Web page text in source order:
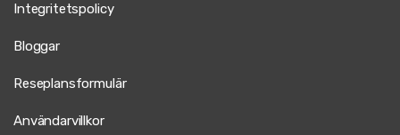
Integritetspolicy
Bloggar
Reseplansformulär
Användarvillkor